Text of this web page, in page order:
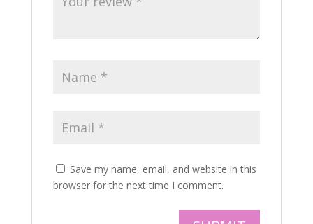
Save my name, email, and website in this
browser for the next time I comment.